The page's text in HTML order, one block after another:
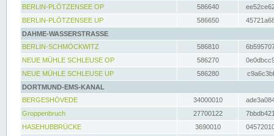
BERLIN-PLÖTZENSEE OP
586640
BERLIN-PLÖTZENSEE UP
586650
DAHME-WASSERSTRASSE
BERLIN-SCHMÖCKWITZ
586810
NEUE MÜHLE SCHLEUSE OP
586270
NEUE MÜHLE SCHLEUSE UP
586280
DORTMUND-EMS-KANAL
BERGESHÖVEDE
34000010
Groppenbruch
27700122
HASEHUBBRÜCKE
3690010